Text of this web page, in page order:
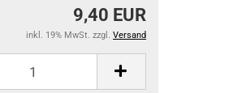
9,40 EUR
inkl. 19% MwSt. zzgl. Versand